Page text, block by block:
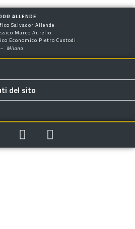
ALLENDE
Salvador Allende
Marco Aurelio
Economico Pietro Custodi
– Milano
del sito